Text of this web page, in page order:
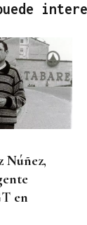
Núñez,
en